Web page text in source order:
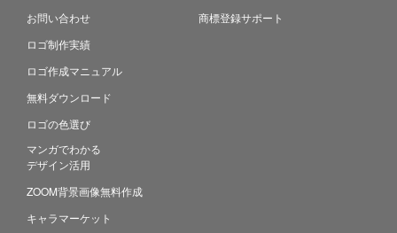
お問い合わせ
ロゴ制作実績
ロゴ作成マニュアル
無料ダウンロード
ロゴの色選び
マンガでわかる
デザイン活用
ZOOM背景画像無料作成
キャラマーケット
商標登録サポート